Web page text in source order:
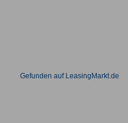
Gefunden auf LeasingMarkt.de